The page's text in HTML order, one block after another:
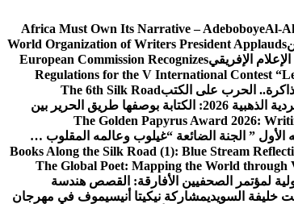
Africa Must Own Its Narrative – AdeboboyeAl-
World Organization of Writers President Applauds
European Commission Recognizes
Regulations for the V International Contest
الحرب على الكتبThe 6th Silk Road
جائزة البردية الذهبية 2026: الكتابة بوصفها طريق الحرير بين
The Golden Papyrus Award 2026:
” الجنة الضائعة “غيلوب وعالمه المقلوب …
Books Along the Silk Road (1): Blue Stream
The Global Poet: Mapping the World through
لمؤتمر الصحفيين الأفارقة: القصص هندسة
خليفة السويديمشاركة نيكيتا أنيسيموف في مهرجان